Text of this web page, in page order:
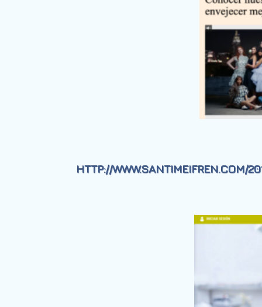
HTTP://WWW.SANTIMEIFREN.COM/